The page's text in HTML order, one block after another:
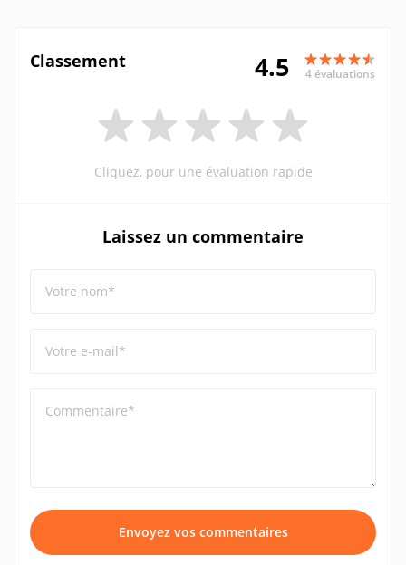
Classement 4.5 4 évaluations
Cliquez, pour une évaluation rapide
Laissez un commentaire
Votre nom*
Votre e-mail*
Commentaire*
Envoyez vos commentaires